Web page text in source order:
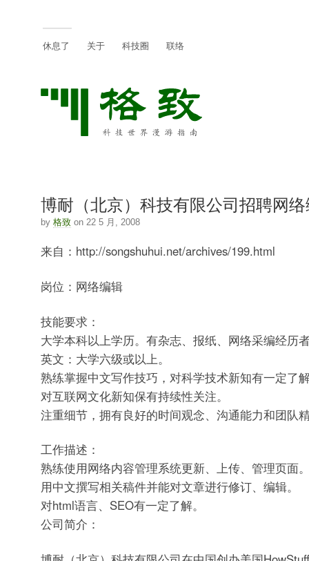
休息了 关于 科技圈 联络
博耐（北京）科技有限公司招聘网
by 格致on 22 5 月, 2008
来自：http://songshuhui.net/archives/199.html
岗位：网络编辑
技能要求：
大学本科以上学历。有杂志、报纸、网络采编经历
英文：大学六级或以上。
熟练掌握中文写作技巧，对科学技术新知有一定了
对互联网文化新知保有持续性关注。
注重细节，拥有良好的时间观念、沟通能力和团队
工作描述：
熟练使用网络内容管理系统更新、上传、管理页面
用中文撰写相关稿件并能对文章进行修订、编辑。
对html语言、SEO有一定了解。
公司简介：